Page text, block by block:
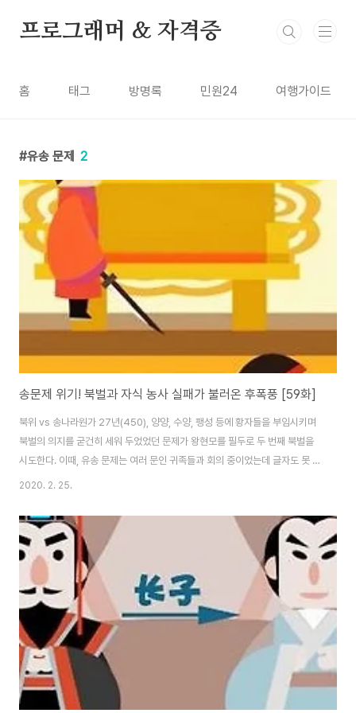
프로그래머 & 자격증
홈 태그 방명록 민원24 여행가이드
유송 문제 2
송문제 위기! 북벌과 자식 농사 실패가 불러온 후폭풍 [59화]
북위 vs 송나라원가 27년(450), 양양, 수양, 팽성 등에 황자들을 부임시키며
북벌의 의지를 굳건히 세워 두었었던 문제가 왕현모를 필두로 두 번째 북벌을
시도한다. 이때, 유송 문제는 여러 문인 귀족들과 회의 중이었는데 글자도 못 읽
고, 책에는 손도 댄 적이 없던 골수 무인 심경지가 문제에게 직언한다. "나라를
기고, 베 짜는 일은 하녀에게 시키는 법. 폐하는 지금 적국을 치려고 하면서 백
면서생들과 일을 의논하고 있으니 어떻게 성공할 수 있겠습니까." 유송 문제는
웃으며 이를 받아들인다. 그러나 북위 태무제 탁발도의 대대적인 송나라 공격
과 시기가 겹쳐 북벌군은 되려 수세에 몰린다. 공격에 나선 병사가 수비를 맡은
것이다. ..
2020. 2. 25.